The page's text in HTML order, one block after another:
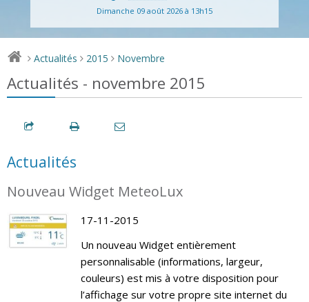
Dimanche 09 août 2026 à 13h15
> Actualités > 2015 > Novembre
Actualités - novembre 2015
Actualités
Nouveau Widget MeteoLux
17-11-2015
Un nouveau Widget entièrement
personnalisable (informations, largeur,
couleurs) est mis à votre disposition pour
l’affichage sur votre propre site internet du